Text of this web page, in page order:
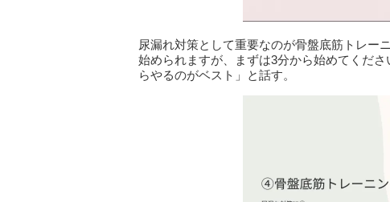
尿漏れ対策として重要なのが骨盤底筋トレー
始められますが、まずは3分から始めてくだ
らやるのがベスト」と話す。